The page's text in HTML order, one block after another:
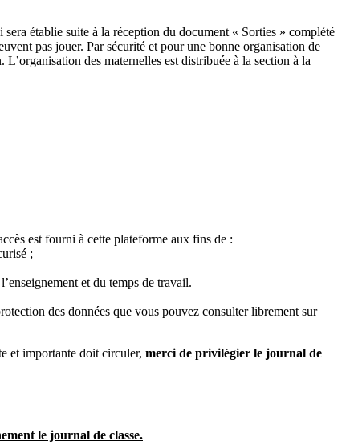
établie suite à la réception du document « Sorties » complété
pas jouer. Par sécurité et pour une bonne organisation de
des maternelles est distribuée à la section à la
est fourni à cette plateforme aux fins de :
;
et du temps de travail.
des données que vous pouvez consulter librement sur
et importante doit circuler, merci de privilégier le journal de
le journal de classe.